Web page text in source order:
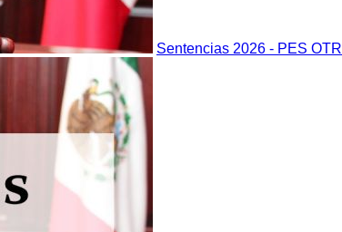
Sentencias 2026 - PES